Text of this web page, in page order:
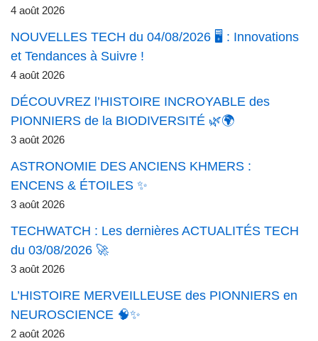
4 août 2026
NOUVELLES TECH du 04/08/2026 🖥️ : Innovations
et Tendances à Suivre !
4 août 2026
DÉCOUVREZ l’HISTOIRE INCROYABLE des
PIONNIERS de la BIODIVERSITÉ 🌿🌍
3 août 2026
ASTRONOMIE DES ANCIENS KHMERS :
ENCENS & ÉTOILES ✨
3 août 2026
TECHWATCH : Les dernières ACTUALITÉS TECH
du 03/08/2026 🚀
3 août 2026
L’HISTOIRE MERVEILLEUSE des PIONNIERS en
NEUROSCIENCE 🧠✨
2 août 2026